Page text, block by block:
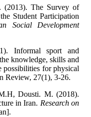
(2013). The Survey of
Student Participation
Social Development
Informal sport and
knowledge, skills and
possibilities for physical
Review, 27(1), 3-26.
Dousti. M. (2018).
in Iran. Research on